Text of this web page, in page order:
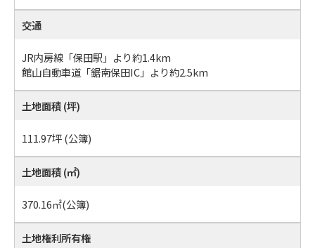
交通
JR内房線「保田駅」より約1.4km
館山自動車道「鋸南保田IC」より約2.5km
土地面積 (坪)
111.97坪 (公簿)
土地面積 (㎡)
370.16㎡(公簿)
土地権利所有権